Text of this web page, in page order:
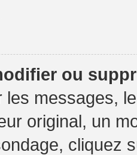
ou
les messages,
original, un
cliquez